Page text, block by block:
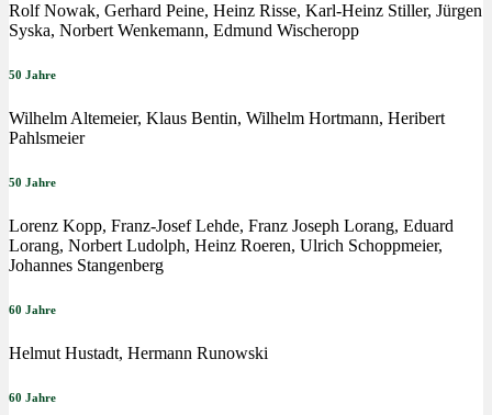
Rolf Nowak, Gerhard Peine, Heinz Risse, Karl-Heinz Stiller, Jürgen
Syska, Norbert Wenkemann, Edmund Wischeropp
50 Jahre
Wilhelm Altemeier, Klaus Bentin, Wilhelm Hortmann, Heribert
Pahlsmeier
50 Jahre
Lorenz Kopp, Franz-Josef Lehde, Franz Joseph Lorang, Eduard
Lorang, Norbert Ludolph, Heinz Roeren, Ulrich Schoppmeier,
Johannes Stangenberg
60 Jahre
Helmut Hustadt, Hermann Runowski
60 Jahre